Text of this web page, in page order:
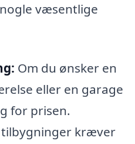
væsentlige
Om du ønsker en
eller en garage
for prisen.
tilbygninger kræver